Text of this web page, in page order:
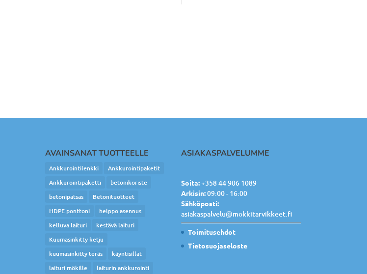
AVAINSANAT TUOTTEELLE
Ankkurointilenkki
Ankkurointipaketit
Ankkurointipaketti
betonikoriste
betonipatsas
Betonituotteet
HDPE ponttoni
helppo asennus
kelluva laituri
kestävä laituri
Kuumasinkitty ketju
kuumasinkitty teräs
käyntisillat
laituri mökille
laiturin ankkurointi
ASIAKASPALVELUMME
Soita:+358 44 906 1089
Arkisin:09:00 - 16:00
Sähköposti:
asiakaspalvelu@mokkitarvikkeet.fi
Toimitusehdot
Tietosuojaseloste